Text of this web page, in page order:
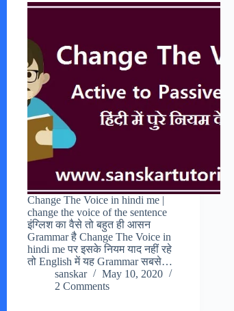
Change The Voice in hindi me |
change the voice of the sentence
इंग्लिश का वैसे तो बहुत ही आसन
Grammar है Change The Voice in
hindi me पर इसके नियम याद नहीं रहे
तो English में यह Grammar सबसे…
sanskar
May 10, 2020
2 Comments